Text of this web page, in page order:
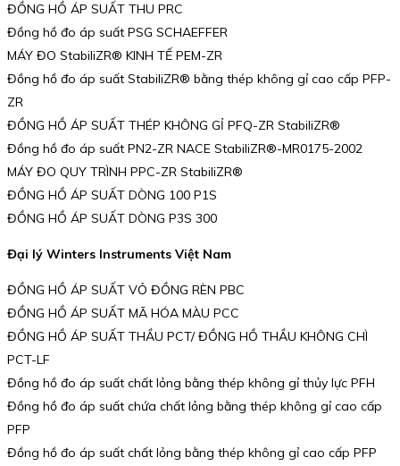
ĐỒNG HỒ ÁP SUẤT THU PRC
Đồng hồ đo áp suất PSG SCHAEFFER
MÁY ĐO StabiliZR® KINH TẾ PEM-ZR
Đồng hồ đo áp suất StabiliZR® bằng thép không gỉ cao cấp PFP-
ZR
ĐỒNG HỒ ÁP SUẤT THÉP KHÔNG GỈ PFQ-ZR StabiliZR®
Đồng hồ đo áp suất PN2-ZR NACE StabiliZR®-MR0175-2002
MÁY ĐO QUY TRÌNH PPC-ZR StabiliZR®
ĐỒNG HỒ ÁP SUẤT DÒNG 100 P1S
ĐỒNG HỒ ÁP SUẤT DÒNG P3S 300
Đại lý Winters Instruments Việt Nam
ĐỒNG HỒ ÁP SUẤT VỎ ĐỒNG RÈN PBC
ĐỒNG HỒ ÁP SUẤT MÃ HÓA MÀU PCC
ĐỒNG HỒ ÁP SUẤT THẦU PCT/ ĐỒNG HỒ THẦU KHÔNG CHÌ
PCT-LF
Đồng hồ đo áp suất chất lỏng bằng thép không gỉ thủy lực PFH
Đồng hồ đo áp suất chứa chất lỏng bằng thép không gỉ cao cấp
PFP
Đồng hồ đo áp suất chất lỏng bằng thép không gỉ cao cấp PFP